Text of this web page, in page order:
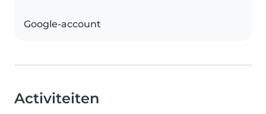
Google-account
Activiteiten